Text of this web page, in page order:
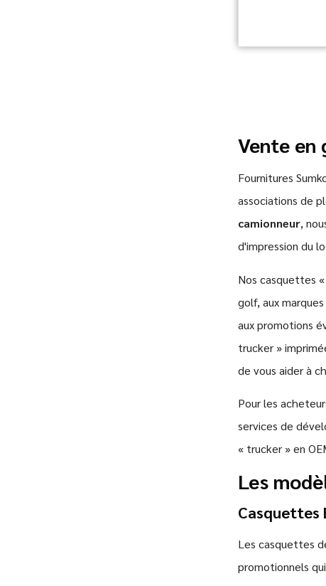
Vente en
Fournitures
associations de
camionneur,
d'impression du
Nos casquettes
golf, aux
aux promotions
trucker »
de vous aider à
Pour les
services de
« trucker » en
Les
Casquettes
Les casquettes
promotionnels